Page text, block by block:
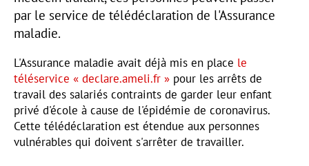
par le service de télédéclaration de l'Assurance
maladie.
L'Assurance maladie avait déjà mis en place le
téléservice « declare.ameli.fr » pour les arrêts de
travail des salariés contraints de garder leur enfant
privé d'école à cause de l'épidémie de coronavirus.
Cette télédéclaration est étendue aux personnes
vulnérables qui doivent s'arrêter de travailler.